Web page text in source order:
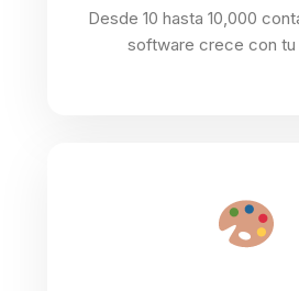
Desde 10 hasta 10,000
software crece con tu